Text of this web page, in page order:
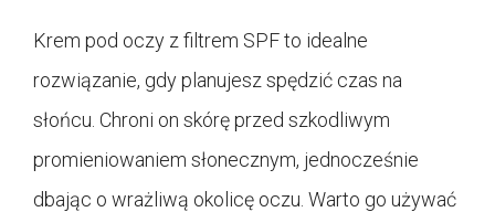
Krem pod oczy z filtrem SPF to idealne
rozwiązanie, gdy planujesz spędzić czas na
słońcu. Chroni on skórę przed szkodliwym
promieniowaniem słonecznym, jednocześnie
dbając o wrażliwą okolicę oczu. Warto go używać